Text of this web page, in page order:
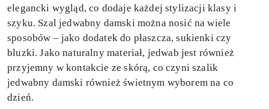
elegancki wygląd, co dodaje każdej stylizacji klasy i
szyku. Szal jedwabny damski można nosić na wiele
sposobów – jako dodatek do płaszcza, sukienki czy
bluzki. Jako naturalny materiał, jedwab jest również
przyjemny w kontakcie ze skórą, co czyni szalik
jedwabny damski również świetnym wyborem na co
dzień.